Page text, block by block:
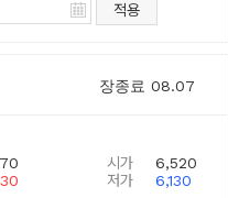
적용
장종료 08.07
시가
6,520
저가
6,130